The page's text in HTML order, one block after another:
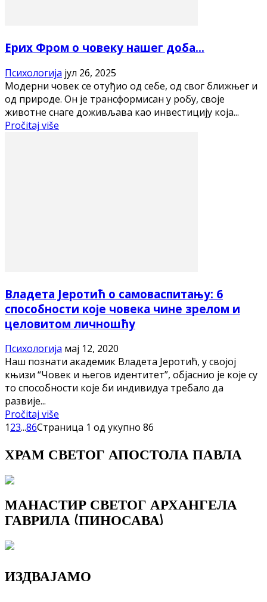
Ерих Фром о човеку нашег доба…
Психологија јул 26, 2025
Модерни човек се отуђио од себе, од свог ближњег и
од природе. Он је трансформисан у робу, своје
животне снаге доживљава као инвестицију која...
Pročitaj više
Владета Јеротић о самоваспитању: 6
способности које човека чине зрелом и
целовитом личношћу
Психологија мај 12, 2020
Наш познати академик Владета Јеротић, у својој
књизи “Човек и његов идентитет”, објаснио је које су
то способности које би индивидуа требало да
развије...
Pročitaj više
123...86Страница 1 од укупно 86
ХРАМ СВЕТОГ АПОСТОЛА ПАВЛА
МАНАСТИР СВЕТОГ АРХАНГЕЛА
ГАВРИЛА (ПИНОСАВА)
ИЗДВАЈАМО